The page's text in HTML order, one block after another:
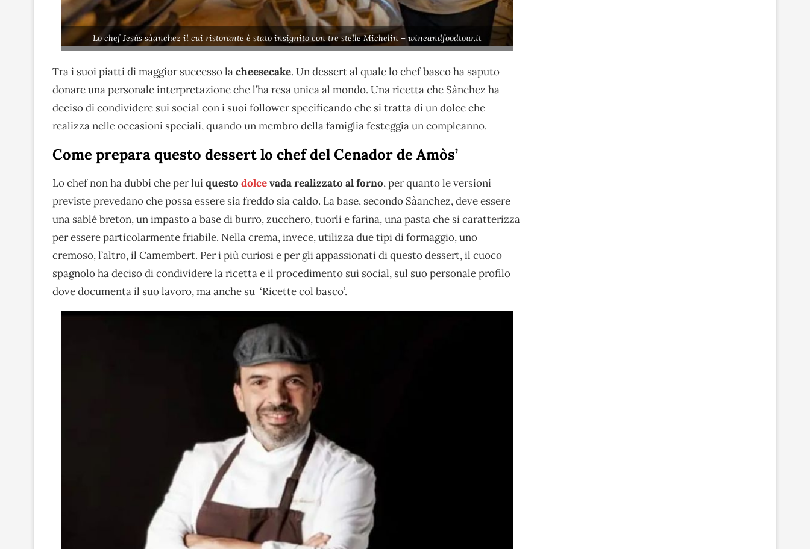
Lo chef Jesùs sàanchez il cui ristorante è stato insignito con tre stelle Michelin – wineandfoodtour.it
Tra i suoi piatti di maggior successo lacheesecake. Un dessert al quale lo chef basco ha saputo
donare una personale interpretazione che l’ha resa unica al mondo. Una ricetta che Sànchez ha
deciso di condividere sui social con i suoi follower specificando che si tratta di un dolce che
realizza nelle occasioni speciali, quando un membro della famiglia festeggia un compleanno.
Come prepara questo dessert lo chef del Cenador de Amòs’
Lo chef non ha dubbi che per luiquesto dolcevada realizzato al forno, per quanto le versioni
previste prevedano che possa essere sia freddo sia caldo. La base, secondo Sàanchez, deve essere
una sablé breton, un impasto a base di burro, zucchero, tuorli e farina, una pasta che si caratterizza
per essere particolarmente friabile. Nella crema, invece, utilizza due tipi di formaggio, uno
cremoso, l’altro, il Camembert. Per i più curiosi e per gli appassionati di questo dessert, il cuoco
spagnolo ha deciso di condividere la ricetta e il procedimento sui social, sul suo personale profilo
dove documenta il suo lavoro, ma anche su ‘Ricette col basco’.